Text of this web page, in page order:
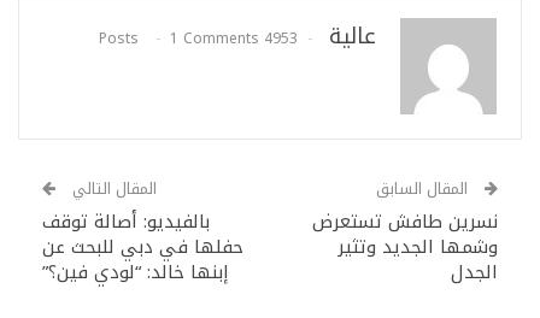
عالية 4953 Posts
1 Comments
المقال السابق
نسرين طافش تستعرض
وشمها الجديد وتثير
الجدل
المقال التالي
بالفيديو: أصالة توقف
حفلها في دبي للبحث عن
إبنها خالد: “لودي فين؟”